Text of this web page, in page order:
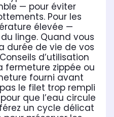
— pour éviter
Pour les
élevée —
vous
durée de vie de vos
fermeture zippée ou
fourni avant
que l’eau circule